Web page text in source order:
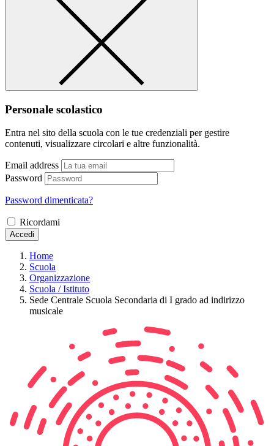
Personale scolastico
Entra nel sito della scuola con le tue credenziali per gestire
contenuti, visualizzare circolari e altre funzionalità.
Email address
Password
Password dimenticata?
Ricordami
Accedi
Home
Scuola
Organizzazione
Scuola / Istituto
Sede Centrale Scuola Secondaria di I grado ad indirizzo
musicale